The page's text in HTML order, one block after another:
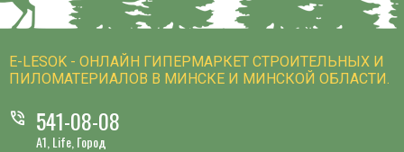
E-LESOK - ОНЛАЙН ГИПЕРМАРКЕТ СТРОИТЕЛЬНЫХ И
ПИЛОМАТЕРИАЛОВ В МИНСКЕ И МИНСКОЙ ОБЛАСТИ.
phone_in_talk 541-08-08
A1, Life, Город